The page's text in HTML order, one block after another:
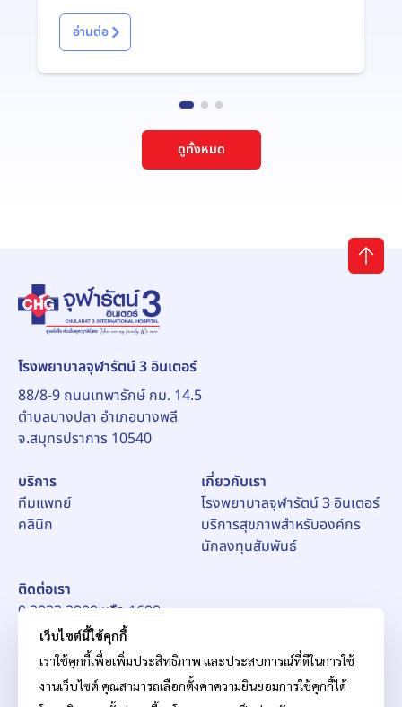
อ่านต่อ
ดูทั้งหมด
โรงพยาบาลจุฬารัตน์ 3 อินเตอร์
88/8-9 ถนนเทพารักษ์ กม. 14.5
ตำบลบางปลา อำเภอบางพลี
จ.สมุทรปราการ 10540
บริการ
ทีมแพทย์
คลินิก
เกี่ยวกับเรา
โรงพยาบาลจุฬารัตน์ 3 อินเตอร์
บริการสุขภาพสำหรับองค์กร
นักลงทุนสัมพันธ์
ติดต่อเรา
0 2033 2900 หรือ 1609
อีเมล์:pr_ch3@chularat.com
เว็บไซต์นี้ใช้คุกกี้
เราใช้คุกกี้เพื่อเพิ่มประสิทธิภาพ และประสบการณ์ที่ดีในการใช้
งานเว็บไซต์ คุณสามารถเลือกตั้งค่าความยินยอมการใช้คุกกี้ได้